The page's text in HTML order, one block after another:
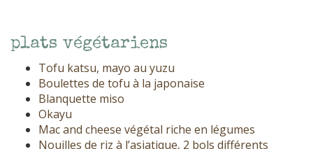
plats végétariens
Tofu katsu, mayo au yuzu
Boulettes de tofu à la japonaise
Blanquette miso
Okayu
Mac and cheese végétal riche en légumes
Nouilles de riz à l’asiatique, 2 bols différents